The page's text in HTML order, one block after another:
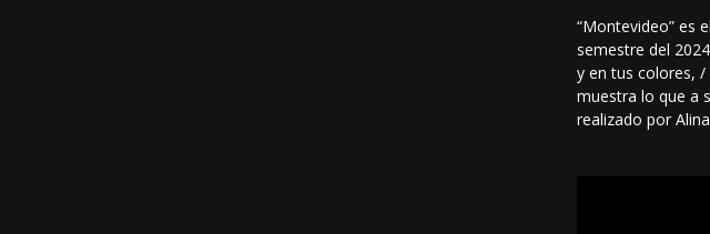
“Montevideo” es
semestre del
y en tus colores, /
muestra lo que a
realizado por